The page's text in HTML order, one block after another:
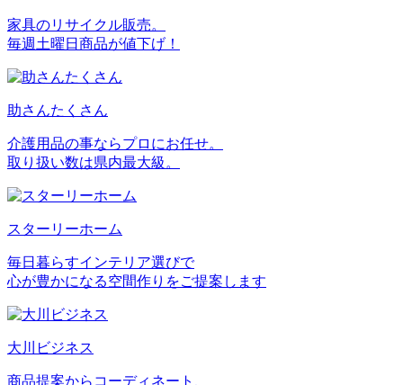
家具のリサイクル販売。
毎週土曜日商品が値下げ！
助さんたくさん
介護用品の事ならプロにお任せ。
取り扱い数は県内最大級。
スターリーホーム
毎日暮らすインテリア選びで
心が豊かになる空間作りをご提案します
大川ビジネス
商品提案からコーディネート、